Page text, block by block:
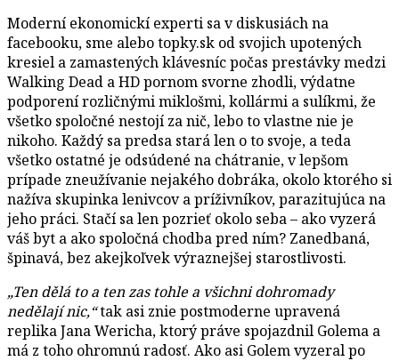
Moderní ekonomickí experti sa v diskusiách na
facebooku, sme alebo topky.sk od svojich upotených
kresiel a zamastených klávesníc počas prestávky medzi
Walking Dead a HD pornom svorne zhodli, výdatne
podporení rozličnými miklošmi, kollármi a sulíkmi, že
všetko spoločné nestojí za nič, lebo to vlastne nie je
nikoho. Každý sa predsa stará len o to svoje, a teda
všetko ostatné je odsúdené na chátranie, v lepšom
prípade zneužívanie nejakého dobráka, okolo ktorého si
nažíva skupinka lenivcov a príživníkov, parazitujúca na
jeho práci. Stačí sa len pozrieť okolo seba – ako vyzerá
váš byt a ako spoločná chodba pred ním? Zanedbaná,
špinavá, bez akejkoľvek výraznejšej starostlivosti.
„Ten dělá to a ten zas tohle a všichni dohromady
nedělají nic,“tak asi znie postmoderne upravená
replika Jana Wericha, ktorý práve spojazdnil Golema a
má z toho ohromnú radosť. Ako asi Golem vyzeral po